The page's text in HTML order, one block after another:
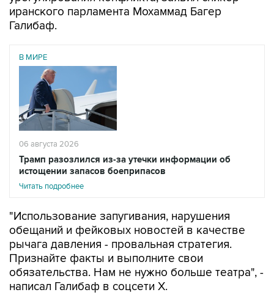
иранского парламента Мохаммад Багер
Галибаф.
В МИРЕ
06 августа 2026
Трамп разозлился из-за утечки информации об
истощении запасов боеприпасов
Читать подробнее
"Использование запугивания, нарушения
обещаний и фейковых новостей в качестве
рычага давления - провальная стратегия.
Признайте факты и выполните свои
обязательства. Нам не нужно больше театра", -
написал Галибаф в соцсети X.